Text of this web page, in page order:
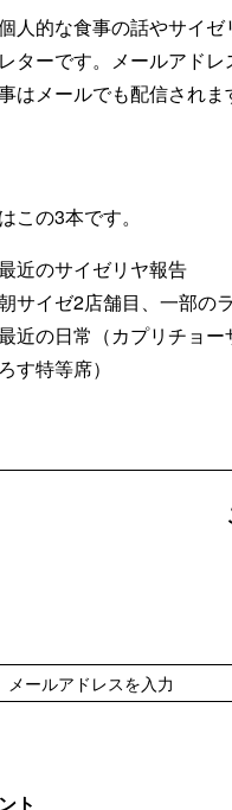
人的な食事の話やサイ
ターです。メールアド
はメールでも配信されま
この3本です。
近のサイゼリヤ報告
サイゼ2店舗目、一部の
近の日常（カプリチョ
ろす特等席）
ト